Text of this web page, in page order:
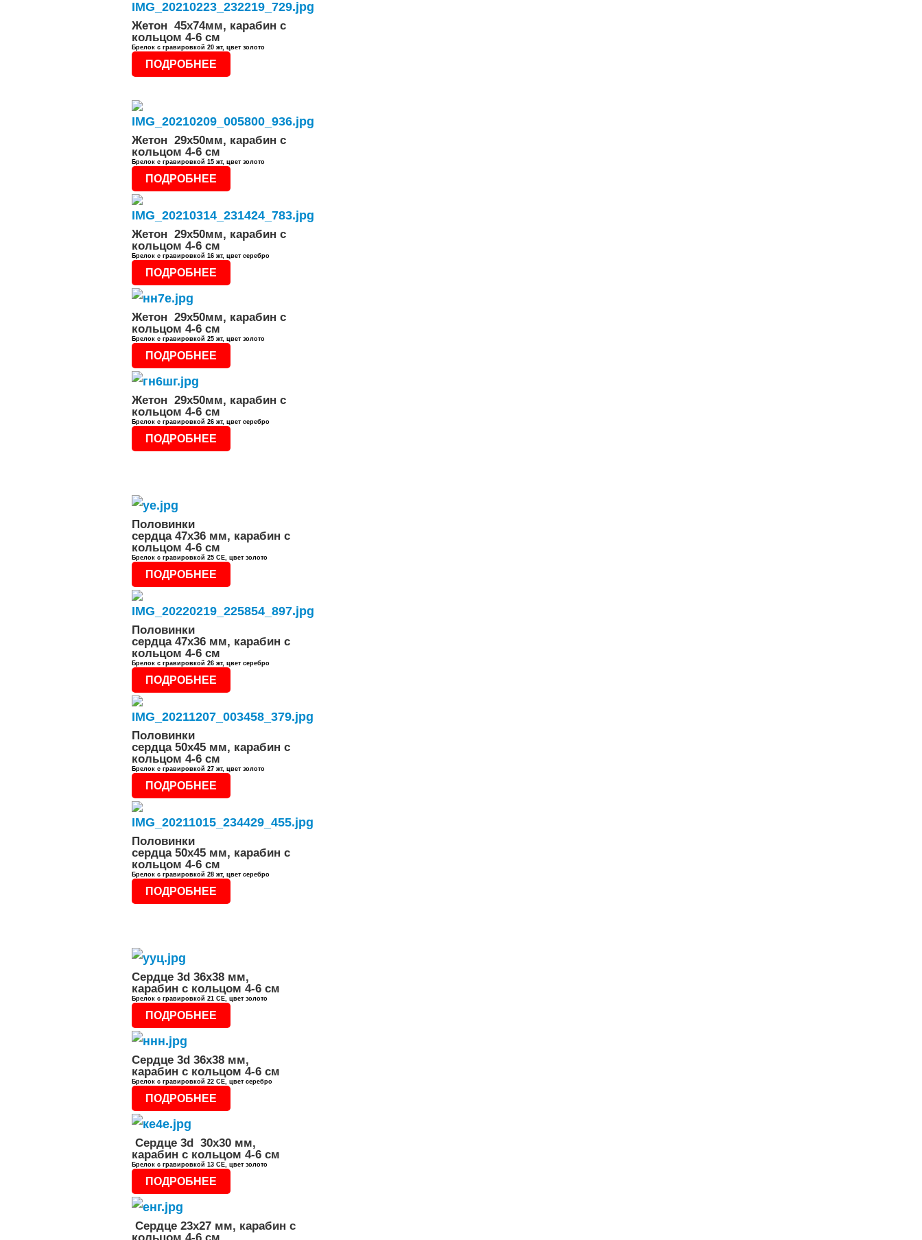
Жетон 45x74мм, карабин с
кольцом 4-6 см
Брелок с гравировкой 20 жт, цвет золото
ПОДРОБНЕЕ
Жетон 29x50мм, карабин с
кольцом 4-6 см
Брелок с гравировкой 15 жт, цвет золото
ПОДРОБНЕЕ
Жетон 29x50мм, карабин с
кольцом 4-6 см
Брелок с гравировкой 16 жт, цвет серебро
ПОДРОБНЕЕ
Жетон 29x50мм, карабин с
кольцом 4-6 см
Брелок с гравировкой 25 жт, цвет золото
ПОДРОБНЕЕ
Жетон 29x50мм, карабин с
кольцом 4-6 см
Брелок с гравировкой 26 жт, цвет серебро
ПОДРОБНЕЕ
Половинки
сердца 47x36 мм, карабин с
кольцом 4-6 см
Брелок с гравировкой 25 СЕ, цвет золото
ПОДРОБНЕЕ
Половинки
сердца 47x36 мм, карабин с
кольцом 4-6 см
Брелок с гравировкой 26 жт, цвет серебро
ПОДРОБНЕЕ
Половинки
сердца 50x45 мм, карабин с
кольцом 4-6 см
Брелок с гравировкой 27 жт, цвет золото
ПОДРОБНЕЕ
Половинки
сердца 50x45 мм, карабин с
кольцом 4-6 см
Брелок с гравировкой 28 жт, цвет серебро
ПОДРОБНЕЕ
Сердце 3d 36x38 мм,
карабин с кольцом 4-6 см
Брелок с гравировкой 21 СЕ, цвет золото
ПОДРОБНЕЕ
Сердце 3d 36x38 мм,
карабин с кольцом 4-6 см
Брелок с гравировкой 22 СЕ, цвет серебро
ПОДРОБНЕЕ
Сердце 3d 30x30 мм,
карабин с кольцом 4-6 см
Брелок с гравировкой 13 СЕ, цвет золото
ПОДРОБНЕЕ
Сердце 23x27 мм, карабин с
кольцом 4-6 см